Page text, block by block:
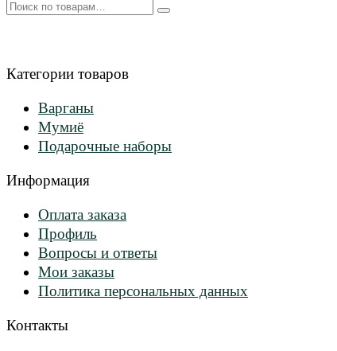
Искать:
Категории товаров
Варганы
Мумиё
Подарочные наборы
Информация
Оплата заказа
Профиль
Вопросы и ответы
Мои заказы
Политика персональных данных
Контакты